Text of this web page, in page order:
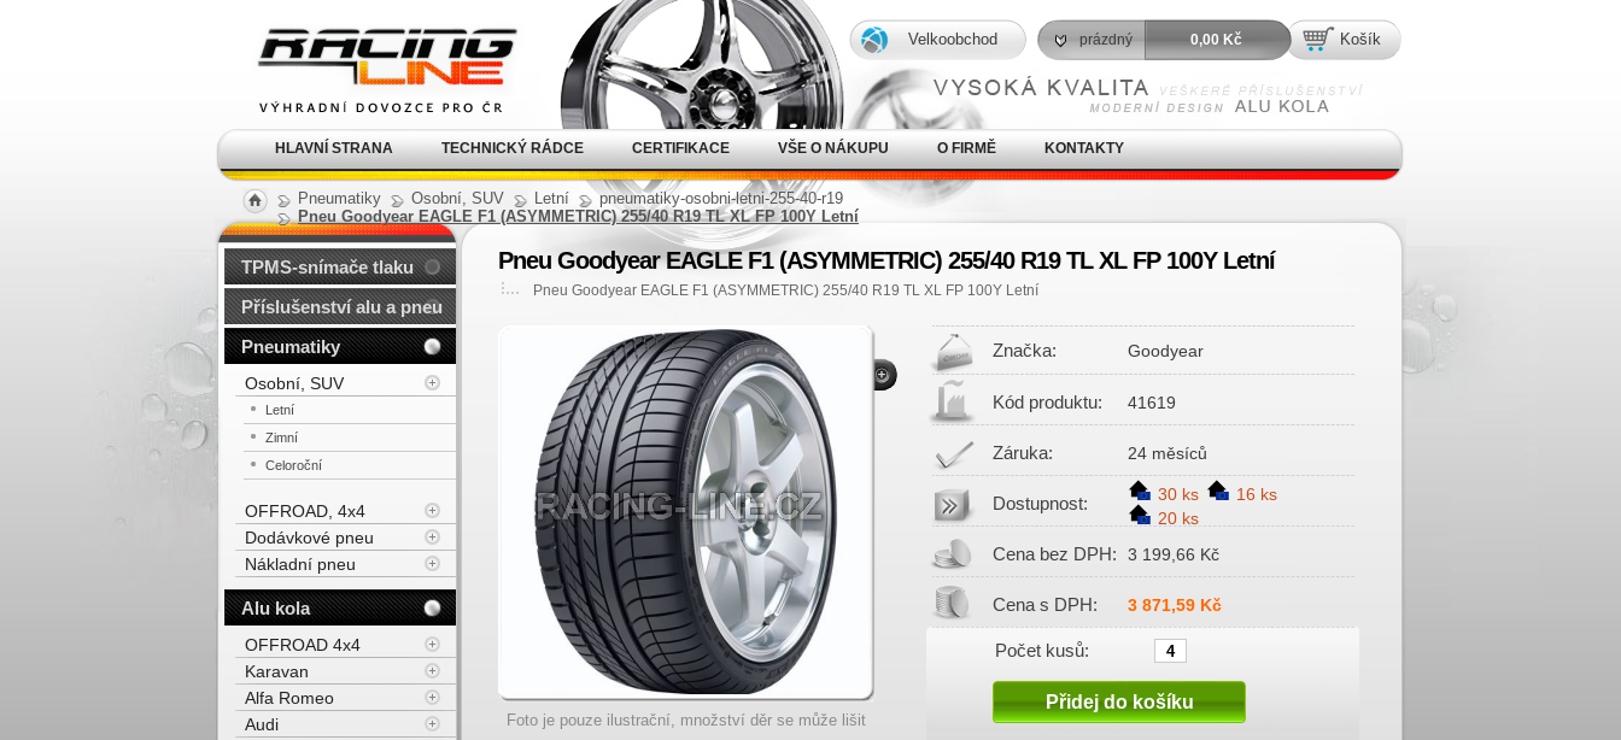
Pneumatiky Osobní, SUV Letní
pneumatiky-osobni-letni-255-40-r19
Pneu Goodyear EAGLE F1 (ASYMMETRIC) 255/40 R19 TL XL FP 100Y Letní
Pneu Goodyear EAGLE F1 (ASYMMETRIC) 255/40 R19 TL XL FP 100Y Letní
Pneu Goodyear EAGLE F1 (ASYMMETRIC) 255/40 R19 TL XL FP 100Y Letní
Foto je pouze ilustrační, množství děr se může lišit
Značka: Goodyear
Kód produktu: 41619
Záruka: 24 měsíců
Dostupnost: 30 ks
16 ks
20 ks
Cena bez DPH: 3 199,66 Kč
Cena s DPH: 3 871,59 Kč
Počet kusů:
TPMS-snímače tlaku
Příslušenství alu a pneu
Pneumatiky
Osobní, SUV
Letní
Zimní
Celoroční
OFFROAD, 4x4
Dodávkové pneu
Nákladní pneu
Alu kola
OFFROAD 4x4
Karavan
Alfa Romeo
Audi
kola Racing Line
HLAVNÍ STRANA TECHNICKÝ RÁDCE CERTIFIKACE VŠE O NÁKUPU O FIRMĚ KONTAKTY
Košík
prázdný 0,00 Kč
Velkoobchod